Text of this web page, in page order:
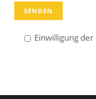
Einwilligung